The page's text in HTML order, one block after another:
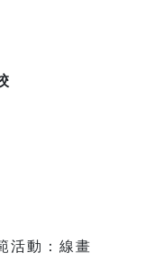
活動：線畫